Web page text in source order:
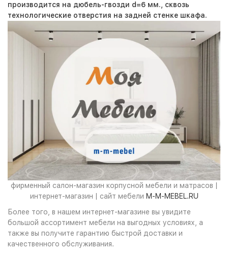
производится на дюбель-гвозди d=6 мм., сквозь
технологические отверстия на задней стенке шкафа.
фирменный салон-магазин корпусной мебели и матрасов |
интернет-магазин | сайт мебели M-M-MEBEL.RU
Более того, в нашем интернет-магазине вы увидите
большой ассортимент мебели на выгодных условиях, а
также вы получите гарантию быстрой доставки и
качественного обслуживания.